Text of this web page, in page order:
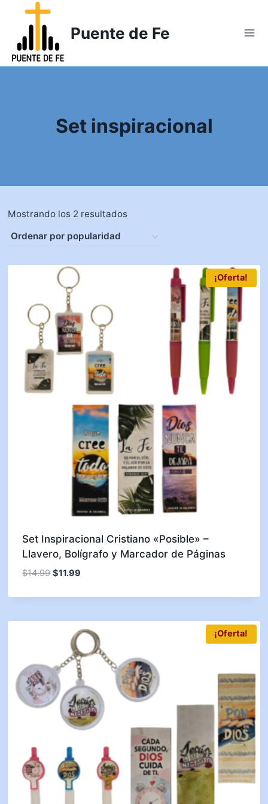
Saltar
contenido
Puente de Fe
Set inspiracional
Mostrando los 2 resultados
¡Oferta!
Set Inspiracional Cristiano «Posible» –
Llavero, Bolígrafo y Marcador de Páginas
$14.99 $11.99
¡Oferta!